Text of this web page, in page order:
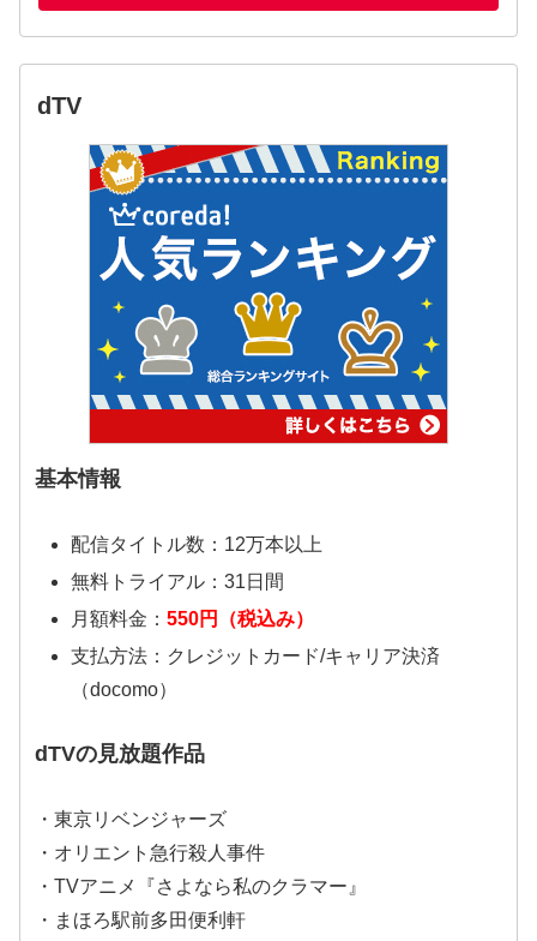
dTV
基本情報
配信タイトル数：12万本以上
無料トライアル：31日間
月額料金： 550円（税込み）
支払方法：クレジットカード/キャリア決済
（docomo）
dTVの見放題作品
・東京リベンジャーズ
・オリエント急行殺人事件
・TVアニメ『さよなら私のクラマー』
・まほろ駅前多田便利軒